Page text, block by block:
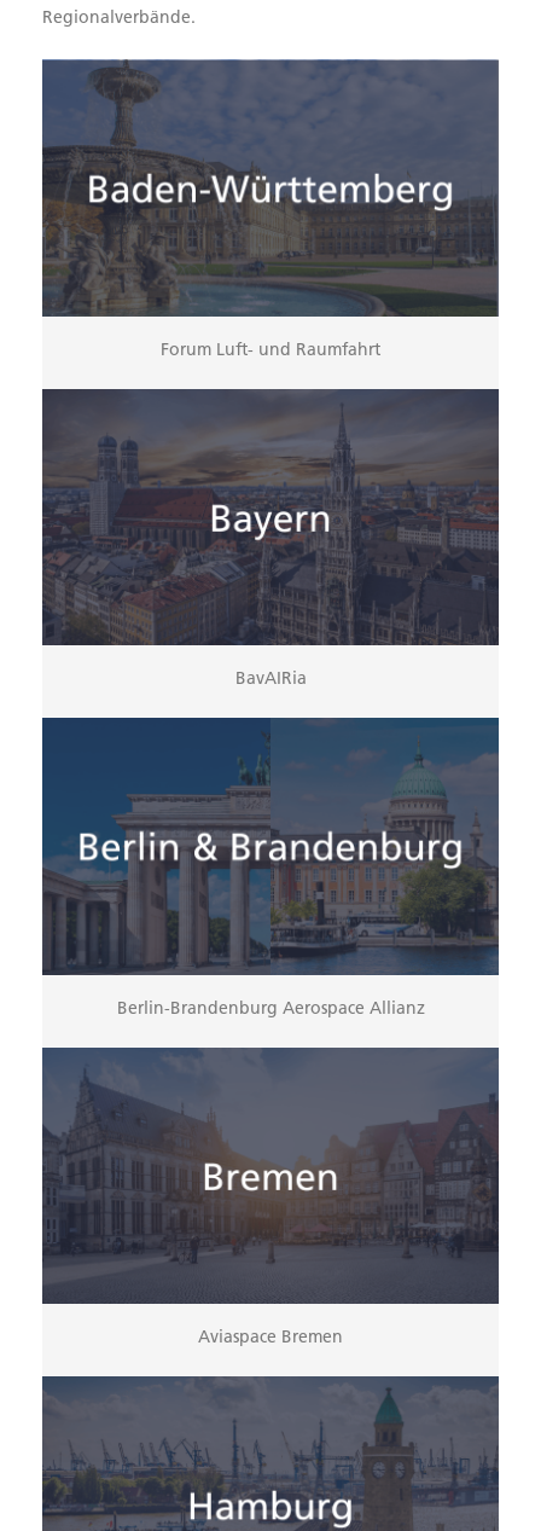
Regionalverbände.
Forum Luft- und Raumfahrt
BavAIRia
Berlin-Brandenburg Aerospace Allianz
Aviaspace Bremen